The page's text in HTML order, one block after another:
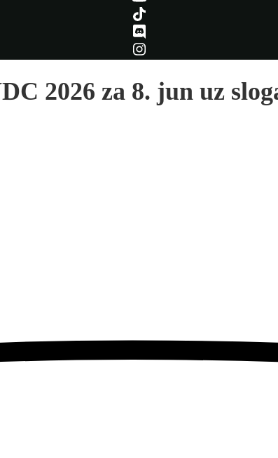
2026 za 8. jun uz